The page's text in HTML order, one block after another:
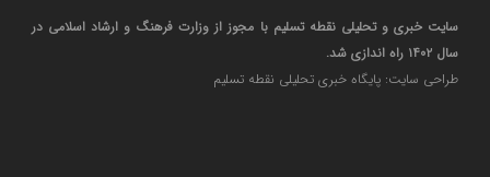
سایت خبری و تحلیلی نقطه تسلیم با مجوز از وزارت فرهنگ و ارشاد اسلامی در
سال ۱۴۰۲ راه اندازی شد.
طراحی سایت: پایگاه خبری تحلیلی نقطه تسلیم